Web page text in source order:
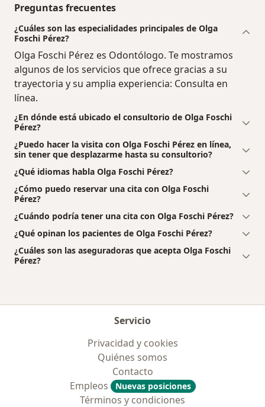
Preguntas frecuentes
¿Cuáles son las especialidades principales de Olga
Foschi Pérez?
Olga Foschi Pérez es Odontólogo. Te mostramos
algunos de los servicios que ofrece gracias a su
trayectoria y su amplia experiencia: Consulta en
línea.
¿En dónde está ubicado el consultorio de Olga Foschi
Pérez?
¿Puedo hacer la visita con Olga Foschi Pérez en línea,
sin tener que desplazarme hasta su consultorio?
¿Qué idiomas habla Olga Foschi Pérez?
¿Cómo puedo reservar una cita con Olga Foschi
Pérez?
¿Cuándo podría tener una cita con Olga Foschi Pérez?
¿Qué opinan los pacientes de Olga Foschi Pérez?
¿Cuáles son las aseguradoras que acepta Olga Foschi
Pérez?
Servicio
Privacidad y cookies
Quiénes somos
Contacto
Empleos
Nuevas posiciones
Términos y condiciones